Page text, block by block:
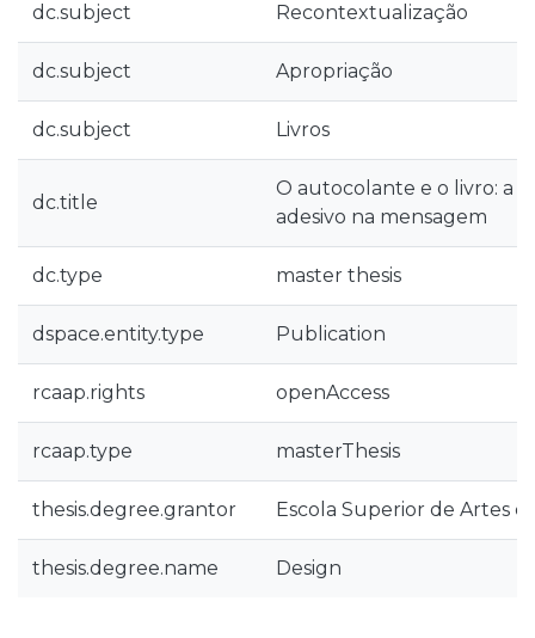
dc.subject Recontextualização
dc.subject Apropriação
dc.subject Livros
dc.title
O autocolante e o livro: a
adesivo na mensagem
dc.type master thesis
dspace.entity.type Publication
rcaap.rights openAccess
rcaap.type masterThesis
thesis.degree.grantor Escola Superior de Artes e
thesis.degree.name Design